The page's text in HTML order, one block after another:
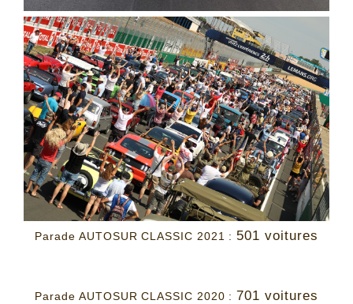
Parade AUTOSUR CLASSIC 2021 : 501 voitures
Parade AUTOSUR CLASSIC 2020 :701 voitures